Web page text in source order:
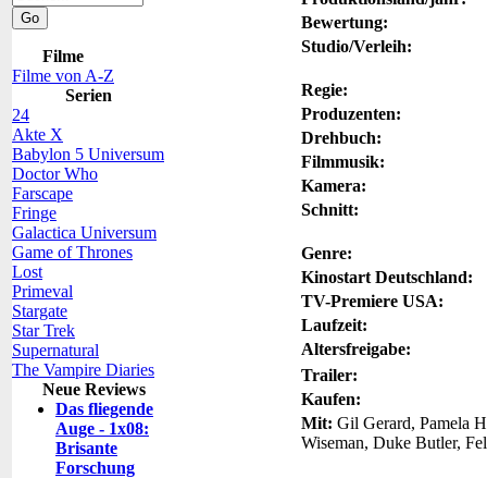
Filme
Filme von A-Z
Serien
24
Akte X
Babylon 5 Universum
Doctor Who
Farscape
Fringe
Galactica Universum
Game of Thrones
Lost
Primeval
Stargate
Star Trek
Supernatural
The Vampire Diaries
Neue Reviews
Das fliegende
Auge - 1x08:
Brisante
Forschung
Bewertung:
Studio/Verleih:
Regie:
Produzenten:
Drehbuch:
Filmmusik:
Kamera:
Schnitt:
Genre:
Kinostart Deutschland:
TV-Premiere USA:
Laufzeit:
Altersfreigabe:
Trailer:
Kaufen:
Mit: Gil Gerard, Pamela
Wiseman, Duke Butler,